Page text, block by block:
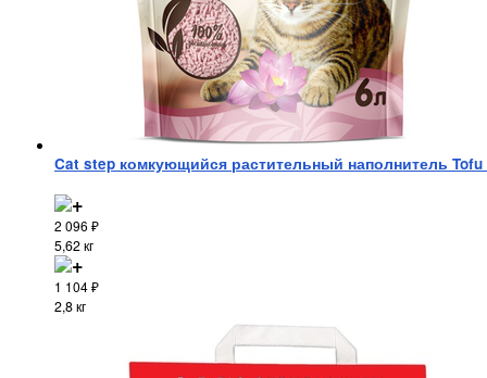
Cat step комкующийся растительный наполнитель Tofu
2 096 ₽
5,62 кг
1 104₽
2,8 кг